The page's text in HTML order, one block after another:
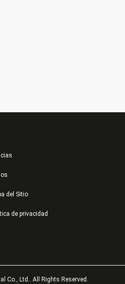
del Sitio
de privacidad
Co., Ltd.. All Rights Reserved.